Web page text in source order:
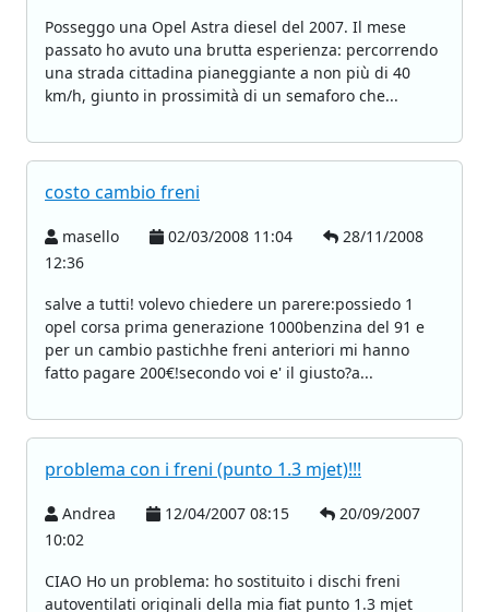
Posseggo una Opel Astra diesel del 2007. Il mese
passato ho avuto una brutta esperienza: percorrendo
una strada cittadina pianeggiante a non più di 40
km/h, giunto in prossimità di un semaforo che...
costo cambio freni
masello 02/03/2008 11:04
28/11/2008
12:36
salve a tutti! volevo chiedere un parere:possiedo 1
opel corsa prima generazione 1000benzina del 91 e
per un cambio pastichhe freni anteriori mi hanno
fatto pagare 200€!secondo voi e' il giusto?a...
problema con i freni (punto 1.3 mjet)!!!
Andrea 12/04/2007 08:15
20/09/2007
10:02
CIAO Ho un problema: ho sostituito i dischi freni
autoventilati originali della mia fiat punto 1.3 mjet